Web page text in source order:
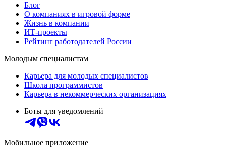
Блог
О компаниях в игровой форме
Жизнь в компании
ИТ-проекты
Рейтинг работодателей России
Молодым специалистам
Карьера для молодых специалистов
Школа программистов
Карьера в некоммерческих организациях
Боты для уведомлений
Мобильное приложение